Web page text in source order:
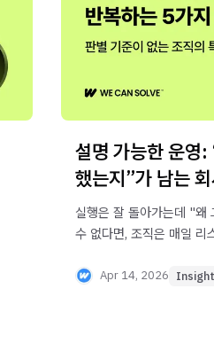
설명 가능한 운영:
했는지”가 남는
실행은 잘 돌아가는데 "왜
수 없다면, 조직은 매일 리
결정의 맥락이 남는 '설명
Apr 14, 2026 Insight